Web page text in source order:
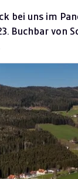
bei uns im
Buchbar